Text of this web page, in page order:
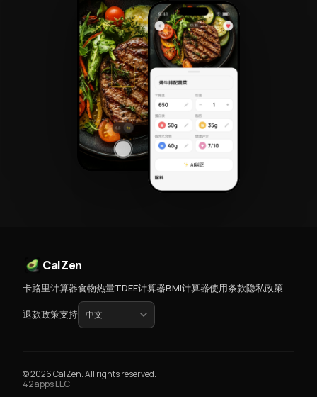
CalZen
卡路里计算器食物热量TDEE计算器BMI计算器使用条款隐私政策
退款政策支持
© 2026 CalZen. All rights reserved.
42apps LLC